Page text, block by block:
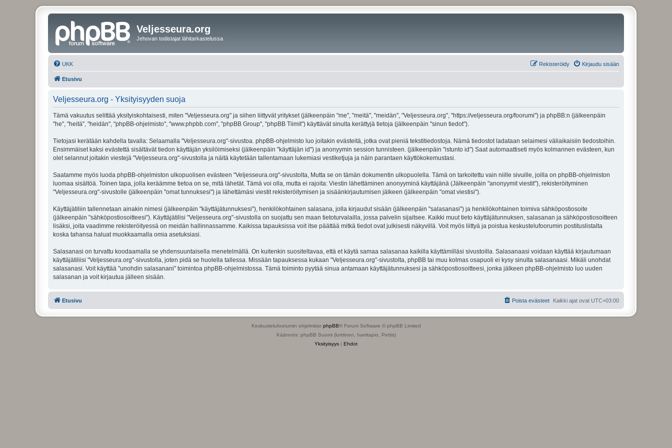
Veljesseura.org
Jehovan todistajat lähitarkastelussa
UKK Kirjaudu sisään
Rekisteröidy
Etusivu
Veljesseura.org - Yksityisyyden suoja
Tämä vakuutus selittää yksityiskohtaisesti, miten "Veljesseura.org" ja siihen liittyvät yritykset (jälkeenpäin "me", "meitä", "meidän", "Veljesseura.org", "https://veljesseura.org/foorumi") ja phpBB:n (jälkeenpäin
"he", "heitä", "heidän", "phpBB-ohjelmisto", "www.phpbb.com", "phpBB Group", "phpBB Tiimit") käyttävät sinulta kerättyjä tietoja (jälkeenpäin "sinun tiedot").
Tietojasi kerätään kahdella tavalla: Selaamalla "Veljesseura.org"-sivustoa. phpBB-ohjelmisto luo joitakin evästeitä, jotka ovat pieniä tekstitiedostoja. Nämä tiedostot ladataan selaimesi väliaikaisiin tiedostoihin.
Ensimmäiset kaksi evästettä sisältävät tiedon käyttäjän yksilöimiseksi (jälkeenpäin "käyttäjän id") ja anonyymin session tunnisteen. (jälkeenpäin "istunto id") Saat automaattiseti myös kolmannen evästeen, kun
olet selannut joitakin viestejä "Veljesseura.org"-sivustolla ja näitä käytetään tallentamaan lukemiasi vestiketjuja ja näin parantaen käyttökokemustasi.
Saatamme myös luoda phpBB-ohjelmiston ulkopuolisen evästeen "Veljesseura.org"-sivustolta, Mutta se on tämän dokumentin ulkopuolella. Tämä on tarkoitettu vain niille sivuille, joilla on phpBB-ohjelmiston
luomaa sisältöä. Toinen tapa, jolla keräämme tietoa on se, mitä lähetät. Tämä voi olla, mutta ei rajoita: Viestin lähettäminen anonyyminä käyttäjänä (Jälkeenpäin "anonyymit viestit"), rekisteröityminen
"Veljesseura.org"-sivustolle (jälkeenpäin "omat tunnuksesi") ja lähettämäsi viestit rekisteröitymisen ja sisäänkirjautumisen jälkeen (jälkeenpäin "omat viestisi").
Käyttäjätiliin tallennetaan ainakin nimesi (jälkeenpäin "käyttäjätunnuksesi"), henkilökohtainen salasana, jolla kirjaudut sisään (jälkeenpäin "salasanasi") ja henkilökohtainen toimiva sähköpostiosoite
(jälkeenpäin "sähköpostiosoitteesi"). Käyttäjätilisi "Veljesseura.org"-sivustolla on suojattu sen maan tietoturvalailla, jossa palvelin sijaitsee. Kaikki muut tieto käyttäjätunnuksen, salasanan ja sähköpostiosoitteen
lisäksi, joita vaadimme rekisteröityessä on meidän hallinnassamme. Kaikissa tapauksissa voit itse päättää mitkä tiedot ovat julkisesti näkyvillä. Voit myös liittyä ja poistua keskustelufoorumin postituslistalta
koska tahansa haluat muokkaamalla omia asetuksiasi.
Salasanasi on turvattu koodaamalla se yhdensuuntaisella menetelmällä. On kuitenkin suositeltavaa, että et käytä samaa salasanaa kaikilla käyttämilläsi sivustoilla. Salasanaasi voidaan käyttää kirjautumaan
käyttäjätiliisi "Veljesseura.org"-sivustolla, joten pidä se huolella tallessa. Missään tapauksessa kukaan "Veljesseura.org"-sivustolta, phpBB tai muu kolmas osapuoli ei kysy sinulta salasanaasi. Mikäli unohdat
salasanasi. Voit käyttää "unohdin salasanani" toimintoa phpBB-ohjelmistossa. Tämä toiminto pyytää sinua antamaan käyttäjätunnuksesi ja sähköpostiosoitteesi, jonka jälkeen phpBB-ohjelmisto luo uuden
salasanan ja voit kirjautua jälleen sisään.
Etusivu Kaikki ajat ovat UTC+03:00
Poista evästeet
Keskustelufoorumin ohjelmisto phpBB® Forum Software © phpBB Limited
Käännös: phpBB Suomi (lurttinen, harritapio, Pettis)
Yksityisyys | Ehdot